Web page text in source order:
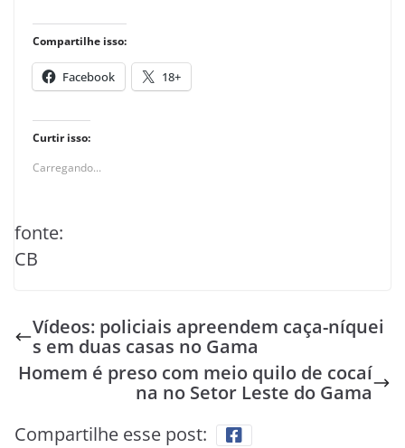
Compartilhe isso:
Facebook 18+
Curtir isso:
Carregando...
fonte:
CB
Vídeos: policiais apreendem caça-níquei
s em duas casas no Gama
Homem é preso com meio quilo de cocaí
na no Setor Leste do Gama
Compartilhe esse post: